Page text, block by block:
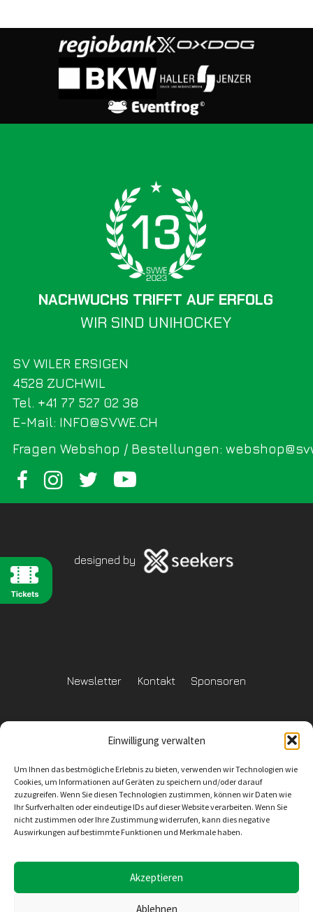
Einwilligung verwalten
Um Ihnen das bestmögliche Erlebnis zu bieten, verwenden wir Technologien wie
Cookies, um Informationen auf Geräten zu speichern und/oder darauf
zuzugreifen. Wenn Sie diesen Technologien zustimmen, können wir Daten wie
Ihr Surfverhalten oder eindeutige IDs auf dieser Website verarbeiten. Wenn Sie
nicht zustimmen oder Ihre Zustimmung widerrufen, kann dies negative
Auswirkungen auf bestimmte Funktionen und Merkmale haben.
Akzeptieren
Ablehnen
SV WILER ERSIGEN
Fragen Webshop / Bestellungen:
4528 ZUCHWIL
Tel. +41 77 527 02 38
E-Mail: INFO@SVWE.CH
WIR SIND UNIHOCKEY
NACHWUCHS TRIFFT AUF ERFOLG
designed by
Newsletter Kontakt Sponsoren
Reglement Datenschutz
Inhaltliche Verantwortung
4528 Zuchwil